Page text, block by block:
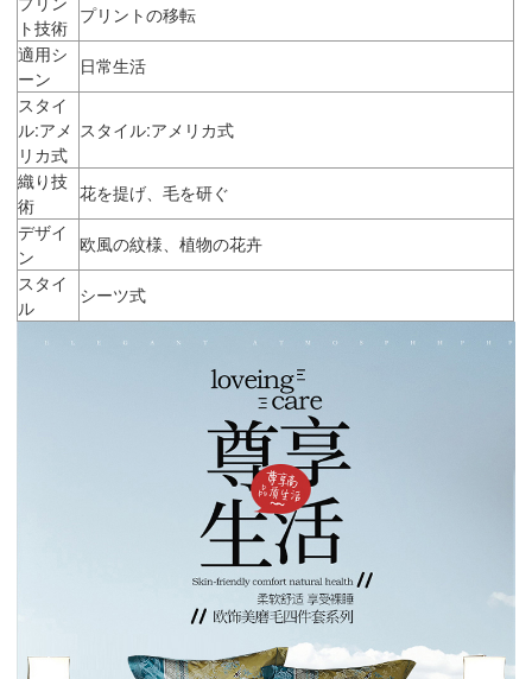
ト技術
プリントの移転
適用シ
ーン
日常生活
スタイ
ル:アメ
リカ式
スタイル:アメリカ式
織り技
術
花を提げ、毛を研ぐ
デザイ
ン
欧風の紋様、植物の花卉
スタイ
ル
シーツ式